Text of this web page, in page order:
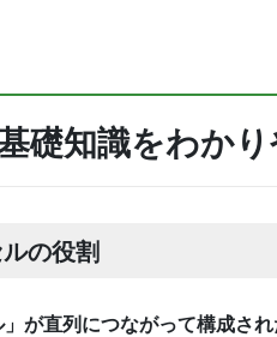
礎知識をわか
の役割
」が直列につながって構成さ